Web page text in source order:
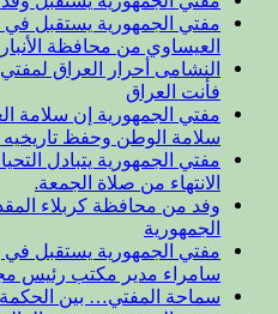
مفتي الجمهورية يستقبل
العيساوي من محافظة الأنبار
النشامى أحرار العراق
فأنت العراق
مفتي الجمهورية إن سلامة
سلامة الوطن وحفظ تاريخيه
مفتي الجمهورية يتبادل
الانتهاء من صلاة الجمعة.
وفد من محافظة كربلاء
الجمهورية
مفتي الجمهورية يستقبل
سامراء مدير مكتب رئيس
سماحة المفتي… بين الحكمة